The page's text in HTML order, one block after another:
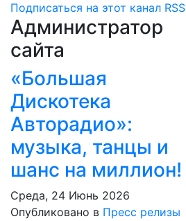
Подписаться на этот канал RSS
Администратор
сайта
«Большая
Дискотека
Авторадио»:
музыка, танцы и
шанс на миллион!
Среда, 24 Июнь 2026
Опубликовано в Пресс релизы